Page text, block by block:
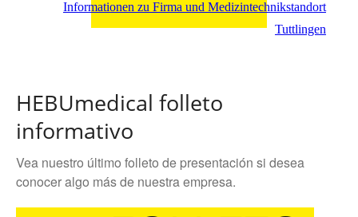
HEBUmedical folleto
informativo
Vea nuestro último folleto de presentación si desea
conocer algo más de nuestra empresa.